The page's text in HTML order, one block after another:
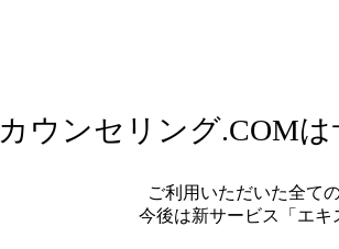
カウンセリング.COM
ご利用いただいた全て
今後は新サービス「エ